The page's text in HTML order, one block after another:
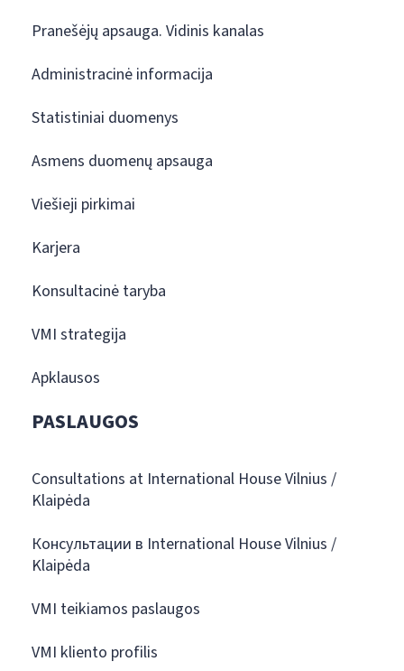
Pranešėjų apsauga. Vidinis kanalas
Administracinė informacija
Statistiniai duomenys
Asmens duomenų apsauga
Viešieji pirkimai
Karjera
Konsultacinė taryba
VMI strategija
Apklausos
PASLAUGOS
Consultations at International House Vilnius /
Klaipėda
Консультации в International House Vilnius /
Klaipėda
VMI teikiamos paslaugos
VMI kliento profilis